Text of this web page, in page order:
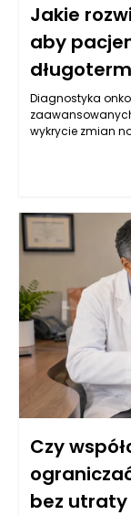
Jakie
aby
Diagnostyka
wykrycie zmian
tym oznaczenia
wskazywać na
postępowi w
również badania
genów
zrozumienie, że
skuteczne
Czy
bez utraty